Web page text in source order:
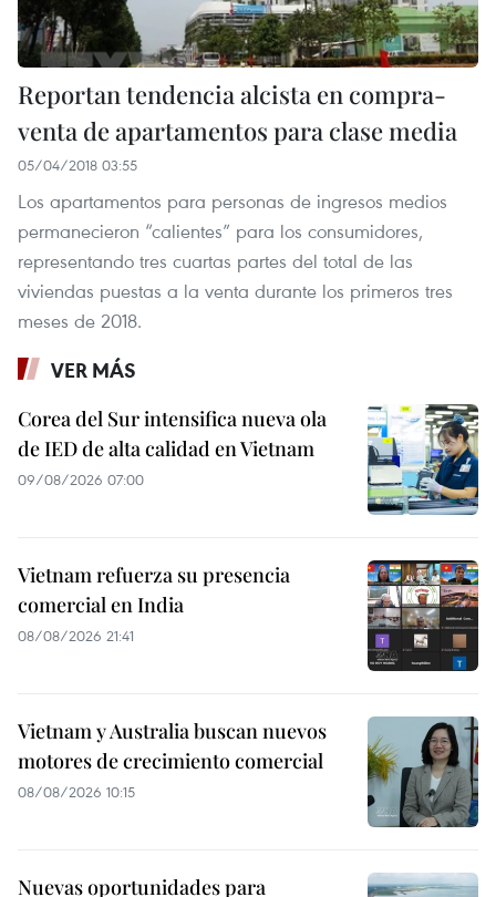
Reportan tendencia alcista en compra-
venta de apartamentos para clase media
05/04/2018 03:55
Los apartamentos para personas de ingresos medios
permanecieron “calientes” para los consumidores,
representando tres cuartas partes del total de las
viviendas puestas a la venta durante los primeros tres
meses de 2018.
VER MÁS
Corea del Sur intensifica nueva ola
de IED de alta calidad en Vietnam
09/08/2026 07:00
Vietnam refuerza su presencia
comercial en India
08/08/2026 21:41
Vietnam y Australia buscan nuevos
motores de crecimiento comercial
08/08/2026 10:15
Nuevas oportunidades para